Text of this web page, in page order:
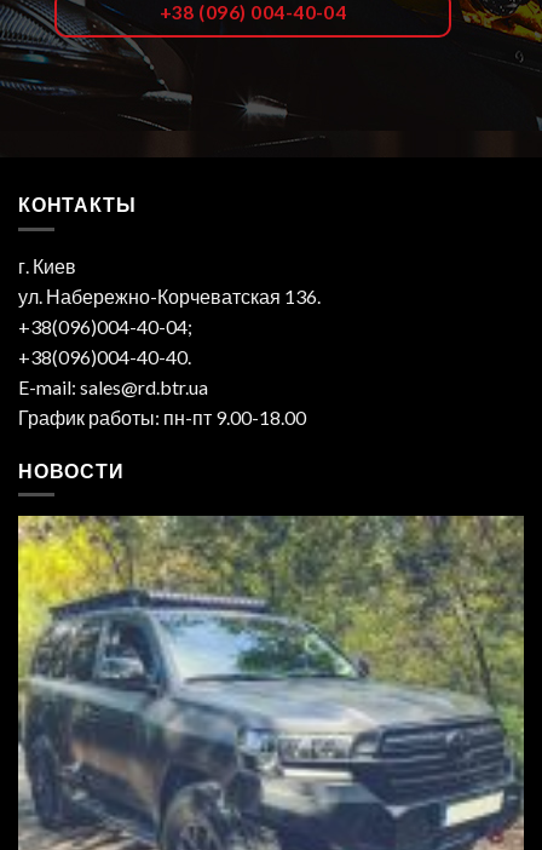
+38 (096) 004-40-04
КОНТАКТЫ
г. Киев
ул. Набережно-Корчеватская 136.
+38(096)004-40-04;
+38(096)004-40-40.
E-mail: sales@rd.btr.ua
График работы: пн-пт 9.00-18.00
НОВОСТИ